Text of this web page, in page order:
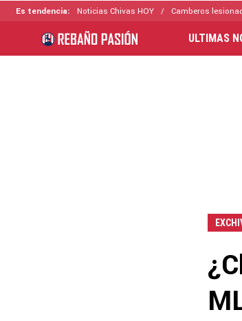
Es tendencia: Noticias Chivas HOY Camberos
ULTIMAS